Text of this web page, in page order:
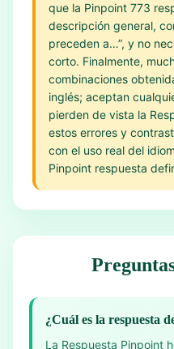
que la Pinpoint 773
descripción general,
preceden a…”, y no
corto. Finalmente,
combinaciones
inglés; aceptan
pierden de vista la
estos errores y
con el uso real del
Pinpoint respuesta
¿Cuál es la respuesta
La Respuesta Pinpoint